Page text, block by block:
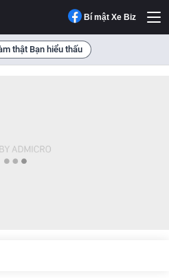
Bí mật Xe Biz
thật Bạn hiểu thấu